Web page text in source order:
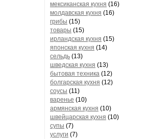
мексиканская кухня (16)
молдавская кухня (16)
грибы (15)
товары (15)
ирландская кухня (15)
японская кухня (14)
сельдь (13)
шведская кухня (13)
бытовая техника (12)
болгарская кухня (12)
соусы (11)
варенье (10)
армянская кухня (10)
швейцарская кухня (10)
супы (7)
услуги (7)